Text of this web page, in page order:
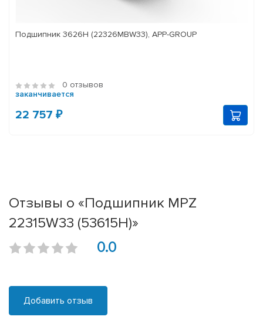
Подшипник 3626Н (22326MBW33), APP-GROUP
0 отзывов
заканчивается
22 757 ₽
Отзывы о «Подшипник MPZ
22315W33 (53615Н)»
0.0
Добавить отзыв